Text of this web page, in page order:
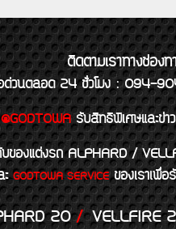
ติดตามเราทางช่องท
ด่วนตลอด 24 ชั่วโมง : 094-
@GODTOWA รับสิทธิพิเศษและข่า
ของแต่งรถ ALPHARD /
ะGODTOWA SERVICEของเราเพื่อ
20/VELLFIRE